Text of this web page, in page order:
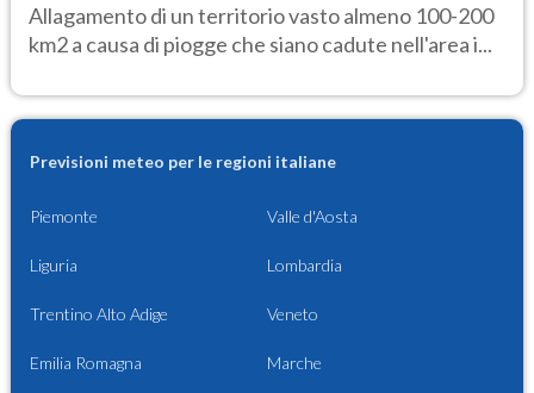
Allagamento di un territorio vasto almeno 100-200
km2 a causa di piogge che siano cadute nell'area i...
Previsioni meteo per le regioni italiane
Piemonte Valle d'Aosta
Liguria Lombardia
Trentino Alto Adige Veneto
Emilia Romagna Marche